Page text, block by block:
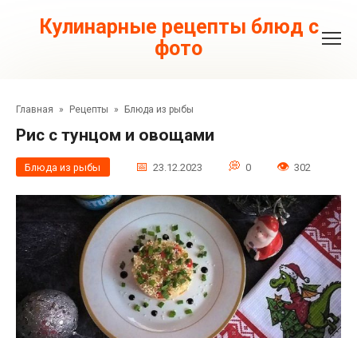
контентуКулинарные рецепты блюд с
фото
Главная » Рецепты » Блюда из рыбы
Рис с тунцом и овощами
Блюда из рыбы 23.12.2023 0 302